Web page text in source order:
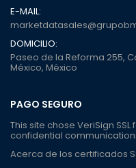
E-MAIL:
DOMICILIO:
Paseo de la Reforma 255,
México, México
PAGO SEGURO
This site chose VeriSign
confidential
Acerca de los certificados